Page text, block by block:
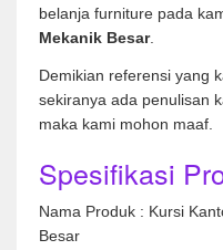
belanja furniture pada
Mekanik Besar.
Demikian referensi yang
sekiranya ada penulisan
maka kami mohon maaf.
Spesifikasi
Nama Produk : Kursi
Besar